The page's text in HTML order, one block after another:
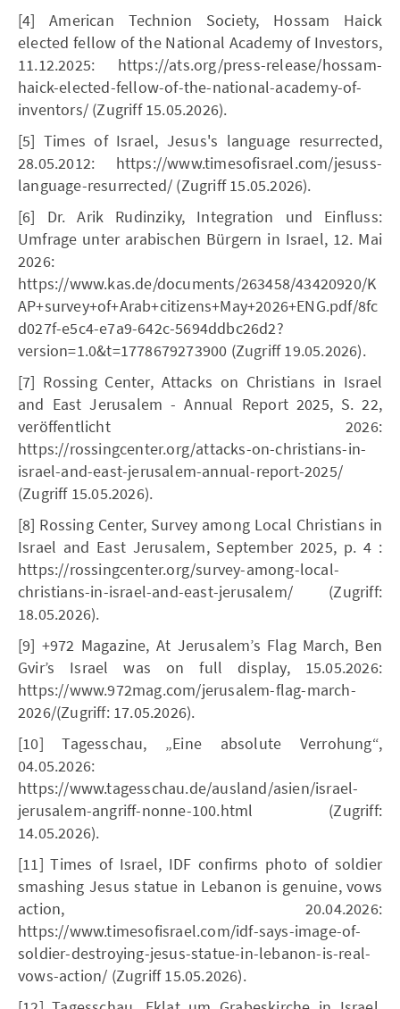
[4] American Technion Society, Hossam Haick
elected fellow of the National Academy of Investors,
11.12.2025: https://ats.org/press-release/hossam-
haick-elected-fellow-of-the-national-academy-of-
inventors/ (Zugriff 15.05.2026).
[5] Times of Israel, Jesus's language resurrected,
28.05.2012: https://www.timesofisrael.com/jesuss-
language-resurrected/ (Zugriff 15.05.2026).
[6] Dr. Arik Rudinziky, Integration und Einfluss:
Umfrage unter arabischen Bürgern in Israel, 12. Mai
2026:
https://www.kas.de/documents/263458/43420920/K
AP+survey+of+Arab+citizens+May+2026+ENG.pdf/8fc
d027f-e5c4-e7a9-642c-5694ddbc26d2?
version=1.0&t=1778679273900 (Zugriff 19.05.2026).
[7] Rossing Center, Attacks on Christians in Israel
and East Jerusalem - Annual Report 2025, S. 22,
veröffentlicht 2026:
https://rossingcenter.org/attacks-on-christians-in-
israel-and-east-jerusalem-annual-report-2025/
(Zugriff 15.05.2026).
[8] Rossing Center, Survey among Local Christians in
Israel and East Jerusalem, September 2025, p. 4 :
https://rossingcenter.org/survey-among-local-
christians-in-israel-and-east-jerusalem/ (Zugriff:
18.05.2026).
[9] +972 Magazine, At Jerusalem’s Flag March, Ben
Gvir’s Israel was on full display, 15.05.2026:
https://www.972mag.com/jerusalem-flag-march-
2026/(Zugriff: 17.05.2026).
[10] Tagesschau, „Eine absolute Verrohung“,
04.05.2026:
https://www.tagesschau.de/ausland/asien/israel-
jerusalem-angriff-nonne-100.html (Zugriff:
14.05.2026).
[11] Times of Israel, IDF confirms photo of soldier
smashing Jesus statue in Lebanon is genuine, vows
action, 20.04.2026:
https://www.timesofisrael.com/idf-says-image-of-
soldier-destroying-jesus-statue-in-lebanon-is-real-
vows-action/ (Zugriff 15.05.2026).